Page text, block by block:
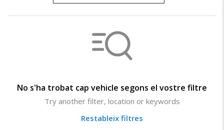
No s'ha trobat cap vehicle segons el vostre filtre
Try another filter, location or keywords
Restableix filtres